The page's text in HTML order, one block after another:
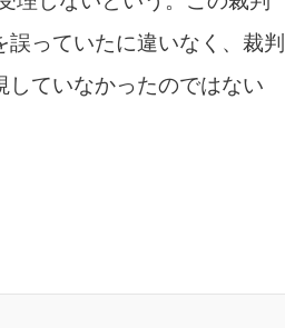
っていたに違いなく、裁判
ていなかったのではない